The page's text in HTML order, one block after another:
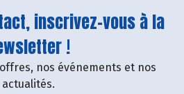
inscrivez-vous à la
!
nos événements et nos
actualités.